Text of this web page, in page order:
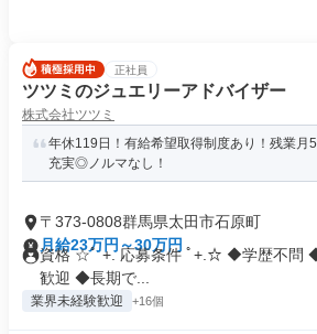
正社員
ツツミのジュエリーアドバイザー
株式会社ツツミ
年休119日！有給希望取得制度あり！残業月
充実◎ノルマなし！
〒373-0808群馬県太田市石原町
月給23万円～30万円
資格 ☆ﾟ +. 応募条件 ﾟ+.☆ ◆学歴不問
歓迎 ◆長期で...
業界未経験歓迎 +16個